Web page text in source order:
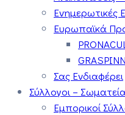
Ενημερωτικές
Ευρωπαϊκά
PRONACUL
Σας Ενδιαφέρει
Σύλλογοι – Σωματεία
Εμπορικοί